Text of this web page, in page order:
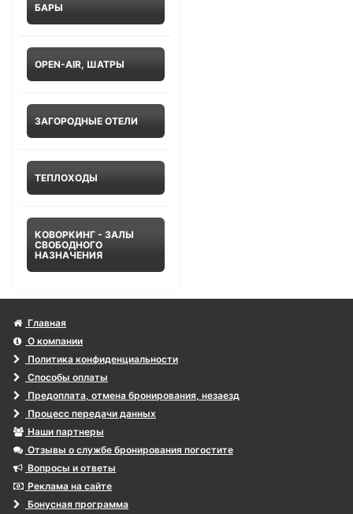
БАРЫ
OPEN-AIR, ШАТРЫ
ЗАГОРОДНЫЕ ОТЕЛИ
ТЕПЛОХОДЫ
КОВОРКИНГ - ЗАЛЫ
СВОБОДНОГО
НАЗНАЧЕНИЯ
Главная
О компании
Политика конфиденциальности
Способы оплаты
Предоплата, отмена бронирования, незаезд
Процесс передачи данных
Наши партнеры
Отзывы о службе бронирования погостите
Вопросы и ответы
Реклама на сайте
Бонусная программа